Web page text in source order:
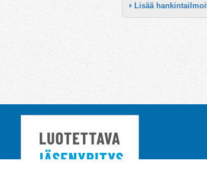
Lisää